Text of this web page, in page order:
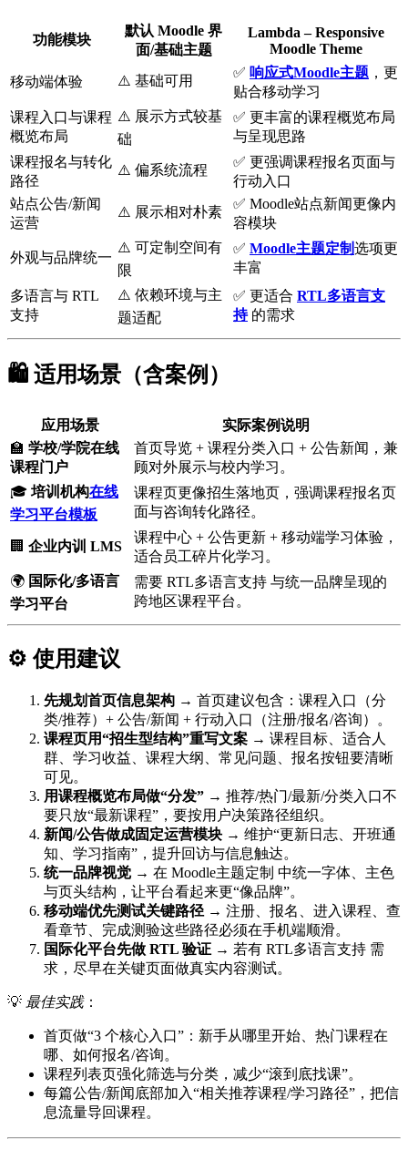
功能模块
默认 Moodle 界
面/基础主题
Lambda – Responsive
Moodle Theme
移动端体验 ⚠️ 基础可用
✅ 响应式Moodle主题 ，更
贴合移动学习
课程入口与课程
概览布局
⚠️ 展示方式较基
础
✅ 更丰富的课程概览布局
与呈现思路
课程报名与转化
路径
⚠️ 偏系统流程
✅ 更强调课程报名页面与
行动入口
站点公告/新闻
运营
⚠️ 展示相对朴素
✅ Moodle站点新闻更像内
容模块
外观与品牌统一
⚠️ 可定制空间有
限
✅ Moodle主题定制选项更
丰富
多语言与 RTL
支持
⚠️ 依赖环境与主
题适配
✅ 更适合 RTL多语言支
持的需求
🛍️ 适用场景（含案例）
应用场景
实际案例说明
🏫 学校/学院在线
课程门户
首页导览 + 课程分类入口 + 公告新闻，兼
顾对外展示与校内学习。
🎓 培训机构在线
学习平台模板
课程页更像招生落地页，强调课程报名页
面与咨询转化路径。
🏢 企业内训 LMS
课程中心 + 公告更新 + 移动端学习体验，
适合员工碎片化学习。
🌍 国际化/多语言
学习平台
需要 RTL多语言支持 与统一品牌呈现的
跨地区课程平台。
⚙️ 使用建议
先规划首页信息架构 → 首页建议包含：课程入口（分
类/推荐）+ 公告/新闻 + 行动入口（注册/报名/咨询）。
课程页用“招生型结构”重写文案 → 课程目标、适合人
群、学习收益、课程大纲、常见问题、报名按钮要清晰
可见。
用课程概览布局做“分发” → 推荐/热门/最新/分类入口不
要只放“最新课程”，要按用户决策路径组织。
新闻/公告做成固定运营模块 → 维护“更新日志、开班通
知、学习指南”，提升回访与信息触达。
统一品牌视觉→ 在 Moodle主题定制 中统一字体、主色
与页头结构，让平台看起来更“像品牌”。
移动端优先测试关键路径 → 注册、报名、进入课程、查
看章节、完成测验这些路径必须在手机端顺滑。
国际化平台先做 RTL 验证 → 若有 RTL多语言支持 需
求，尽早在关键页面做真实内容测试。
💡 最佳实践：
首页做“3 个核心入口”：新手从哪里开始、热门课程在
哪、如何报名/咨询。
课程列表页强化筛选与分类，减少“滚到底找课”。
每篇公告/新闻底部加入“相关推荐课程/学习路径”，把信
息流量导回课程。